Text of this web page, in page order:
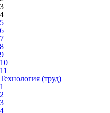
3
4
5
6
7
8
9
10
11
Технология (труд)
1
2
3
4